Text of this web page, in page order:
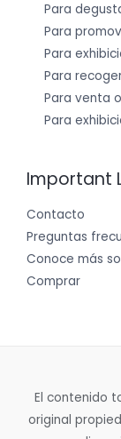
Para
Para
Para
Para
Para venta
Para
Important
Contacto
Preguntas
Conoce más
Comprar
El contenido
original